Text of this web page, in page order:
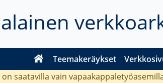
Teemakeräykset
saatavilla vain